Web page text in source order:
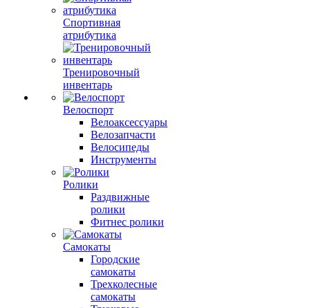
Спортивная
атрибутика
Тренировочный
инвентарь
Велоспорт
Велоаксессуары
Велозапчасти
Велосипеды
Инструменты
Ролики
Раздвижные
ролики
Фитнес ролики
Самокаты
Городские
самокаты
Трехколесные
самокаты